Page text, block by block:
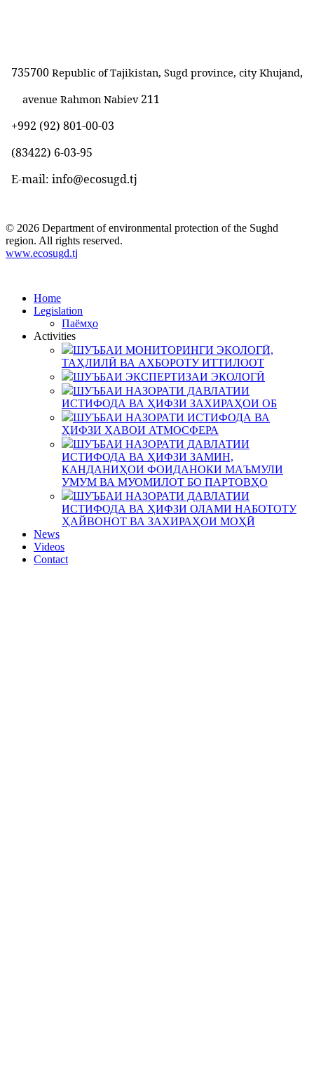
735700 Republic of Tajikistan, Sugd province, city Khujand,
avenue Rahmon Nabiev211
+992 (92) 801-00-03
(83422) 6-03-95
E-mail: info@ecosugd.tj
© 2026 Department of environmental protection of the Sughd
region. All rights reserved.
www.ecosugd.tj
Home
Legislation
Паёмҳо
Activities
ШУЪБАИ МОНИТОРИНГИ ЭКОЛОГӢ,
ТАҲЛИЛӢ ВА АХБОРОТУ ИТТИЛООТ
ШУЪБАИ ЭКСПЕРТИЗАИ ЭКОЛОГӢ
ШУЪБАИ НАЗОРАТИ ДАВЛАТИИ
ИСТИФОДА ВА ҲИФЗИ ЗАХИРАҲОИ ОБ
ШУЪБАИ НАЗОРАТИ ИСТИФОДА ВА
ҲИФЗИ ҲАВОИ АТМОСФЕРА
ШУЪБАИ НАЗОРАТИ ДАВЛАТИИ
ИСТИФОДА ВА ҲИФЗИ ЗАМИН,
КАНДАНИҲОИ ФОИДАНОКИ МАЪМУЛИ
УМУМ ВА МУОМИЛОТ БО ПАРТОВҲО
ШУЪБАИ НАЗОРАТИ ДАВЛАТИИ
ИСТИФОДА ВА ҲИФЗИ ОЛАМИ НАБОТОТУ
ҲАЙВОНОТ ВА ЗАХИРАҲОИ МОҲӢ
News
Videos
Contact